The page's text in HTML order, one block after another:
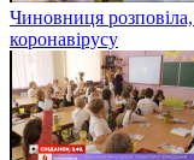
Чиновниця
коронавірусу